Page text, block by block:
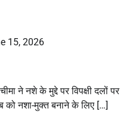
15, 2026
ने नशे के मुद्दे पर विपक्षी दलों
को नशा-मुक्त बनाने के लिए […]